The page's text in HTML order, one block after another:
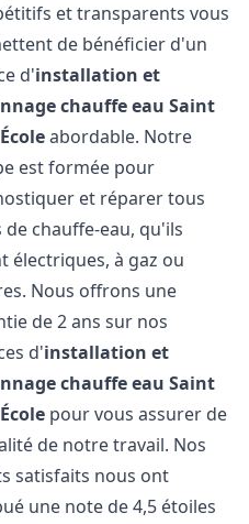
et transparents vous
de bénéficier d'un
d'installation et
chauffe eau Saint
abordable. Notre
est formée pour
et réparer tous
de chauffe-eau, qu'ils
électriques, à gaz ou
Nous offrons une
de 2 ans sur nos
d'installation et
chauffe eau Saint
pour vous assurer de
de notre travail. Nos
satisfaits nous ont
une note de 4,5 étoiles